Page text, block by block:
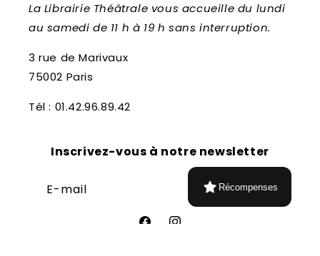
La Librairie Théâtrale vous accueille du lundi
au samedi de 11 h à 19 h sans interruption.
3 rue de Marivaux
75002 Paris
Tél : 01.42.96.89.42
Inscrivez-vous à notre newsletter
E-mail Récompenses